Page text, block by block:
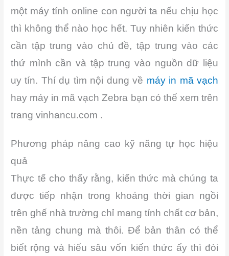
một máy tính online con người ta nếu chịu học
thì không thể nào học hết. Tuy nhiên kiến thức
cần tập trung vào chủ đề, tập trung vào các
thứ mình cần và tập trung vào nguồn dữ liệu
uy tín. Thí dụ tìm nội dung về máy in mã vạch
hay máy in mã vạch Zebra bạn có thể xem trên
trang vinhancu.com .
Phương pháp nâng cao kỹ năng tự học hiệu
quả
Thực tế cho thấy rằng, kiến thức mà chúng ta
được tiếp nhận trong khoảng thời gian ngồi
trên ghế nhà trường chỉ mang tính chất cơ bản,
nền tảng chung mà thôi. Để bản thân có thể
biết rộng và hiểu sâu vốn kiến thức ấy thì đòi